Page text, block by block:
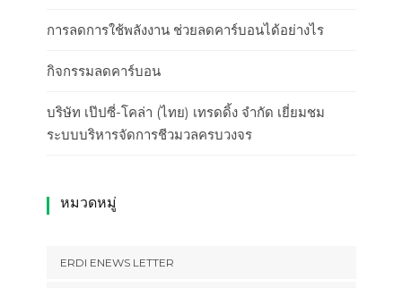
การลดการใช้พลังงาน ช่วยลดคาร์บอนได้อย่างไร
กิจกรรมลดคาร์บอน
บริษัท เป๊ปซี่-โคล่า (ไทย) เทรดดิ้ง จำกัด เยี่ยมชม
ระบบบริหารจัดการชีวมวลครบวงจร
หมวดหมู่
ERDI ENEWS LETTER